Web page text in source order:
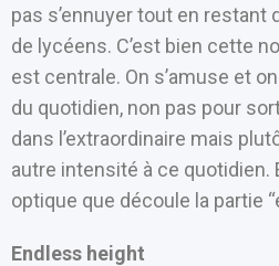
pas s’ennuyer tout en restant
de lycéens. C’est bien cette
est centrale. On s’amuse et
du quotidien, non pas pour
dans l’extraordinaire mais
autre intensité à ce quotidien.
optique que découle la partie
Endless height